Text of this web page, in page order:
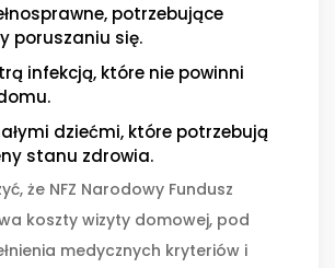
potrzebujące
poruszaniu się.
infekcją, które nie powinni
dziećmi, które potrzebują
stanu zdrowia.
że NFZ Narodowy Fundusz
koszty wizyty domowej, pod
medycznych kryteriów i